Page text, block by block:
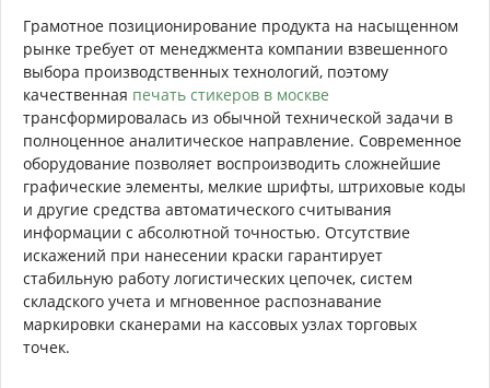
Грамотное позиционирование продукта на насыщенном
рынке требует от менеджмента компании взвешенного
выбора производственных технологий, поэтому
качественная печать стикеров в москве
трансформировалась из обычной технической задачи в
полноценное аналитическое направление. Современное
оборудование позволяет воспроизводить сложнейшие
графические элементы, мелкие шрифты, штриховые коды
и другие средства автоматического считывания
информации с абсолютной точностью. Отсутствие
искажений при нанесении краски гарантирует
стабильную работу логистических цепочек, систем
складского учета и мгновенное распознавание
маркировки сканерами на кассовых узлах торговых
точек.